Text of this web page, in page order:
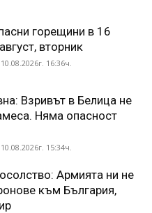
горещини в 16
вторник
10.08.2026г. 16:36ч.
Взривът в Белица не
Няма опасност
10.08.2026г. 15:34ч.
Армията ни не
към България,